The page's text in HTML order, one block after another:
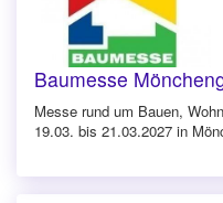
Baumesse
Messe rund um Bauen,
19.03. bis 21.03.2027 in